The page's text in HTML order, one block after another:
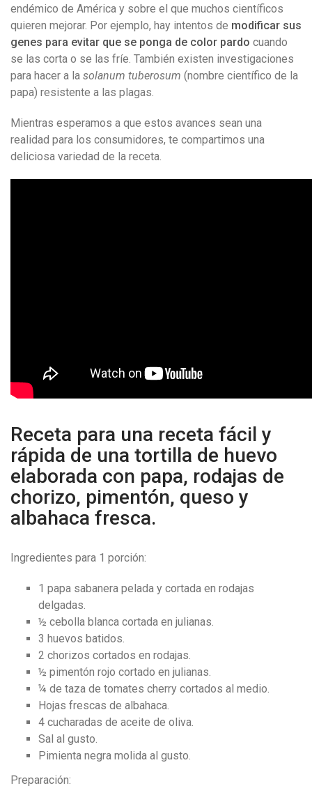
endémico de América y sobre el que muchos científicos
quieren mejorar. Por ejemplo, hay intentos de modificar sus
genes para evitar que se ponga de color pardo cuando
se las corta o se las fríe. También existen investigaciones
para hacer a la solanum tuberosum (nombre científico de la
papa) resistente a las plagas.
Mientras esperamos a que estos avances sean una
realidad para los consumidores, te compartimos una
deliciosa variedad de la receta.
Receta para una receta fácil y
rápida de una tortilla de huevo
elaborada con papa, rodajas de
chorizo, pimentón, queso y
albahaca fresca.
Ingredientes para 1 porción:
1 papa sabanera pelada y cortada en rodajas
delgadas.
½ cebolla blanca cortada en julianas.
3 huevos batidos.
2 chorizos cortados en rodajas.
½ pimentón rojo cortado en julianas.
¼ de taza de tomates cherry cortados al medio.
Hojas frescas de albahaca.
4 cucharadas de aceite de oliva.
Sal al gusto.
Pimienta negra molida al gusto.
Preparación: